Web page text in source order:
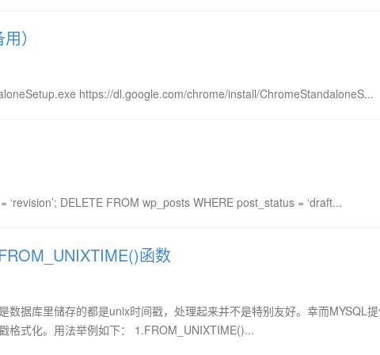
）
https://dl.google.com/chrome/install/ChromeStandaloneS...
DELETE FROM wp_posts WHERE post_status = ‘draft...
函数
据库里储存的都是unix时间戳，处理起来并不是特别友好。幸而MYSQL
格式化。用法举例如下： 1.FROM_UNIXTIME()...